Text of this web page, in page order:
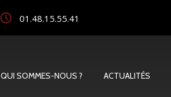
01.48.15.55.41
QUI SOMMES-NOUS ? ACTUALITÉS